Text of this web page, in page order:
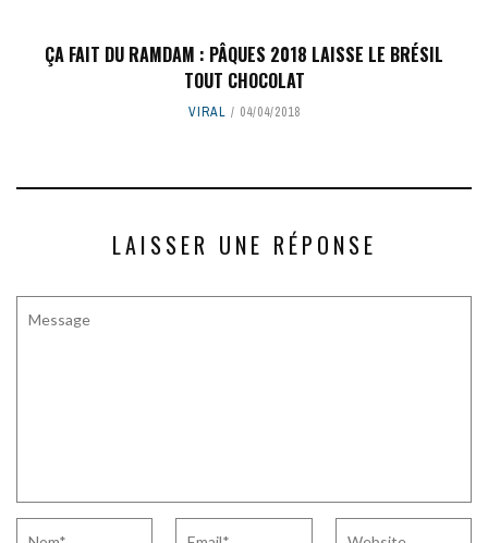
ÇA FAIT DU RAMDAM : PÂQUES 2018 LAISSE LE BRÉSIL
TOUT CHOCOLAT
VIRAL 04/04/2018
LAISSER UNE RÉPONSE